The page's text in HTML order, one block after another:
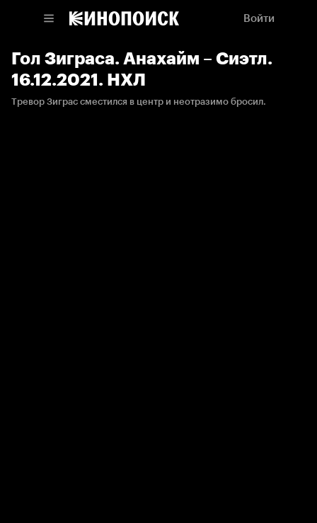
Войти
Гол Зиграса. Анахайм – Сиэтл.
16.12.2021. НХЛ
Тревор Зиграс сместился в центр и неотразимо бросил.